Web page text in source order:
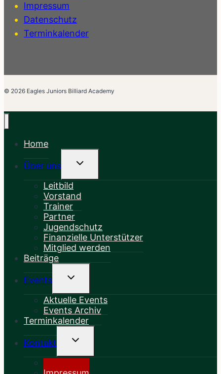
Impressum
Datenschutz
Terminkalender
© 2026 Eagles Juniors Billiard Academy
Home
Über uns
Untermenü
Leitbild
Vorstand
Trainer
Partner
Jugendschutz
Finanzielle Unterstützer
Mitglied werden
Beiträge
Events
Untermenü
Aktuelle Events
Events Archiv
Terminkalender
Kontakt
Untermenü